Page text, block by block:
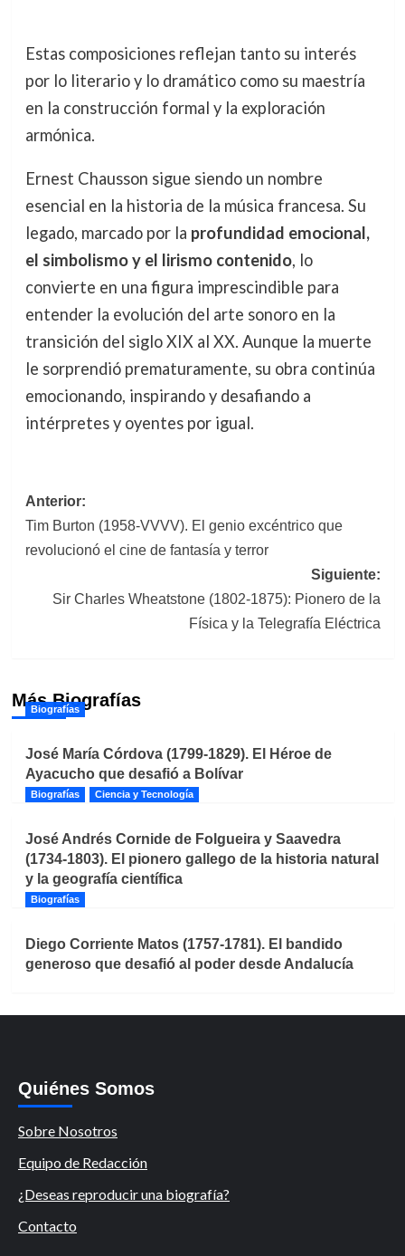
Estas composiciones reflejan tanto su interés
por lo literario y lo dramático como su maestría
en la construcción formal y la exploración
armónica.
Ernest Chausson sigue siendo un nombre
esencial en la historia de la música francesa. Su
legado, marcado por la profundidad emocional,
el simbolismo y el lirismo contenido, lo
convierte en una figura imprescindible para
entender la evolución del arte sonoro en la
transición del siglo XIX al XX. Aunque la muerte
le sorprendió prematuramente, su obra continúa
emocionando, inspirando y desafiando a
intérpretes y oyentes por igual.
Navegación
de
Anterior:
Tim Burton (1958-VVVV). El genio excéntrico que
revolucionó el cine de fantasía y terror
Siguiente:
Sir Charles Wheatstone (1802-1875): Pionero de la
Física y la Telegrafía Eléctrica
Más Biografías
Biografías
José María Córdova (1799-1829). El Héroe de
Ayacucho que desafió a Bolívar
Biografías Ciencia y Tecnología
José Andrés Cornide de Folgueira y Saavedra
(1734-1803). El pionero gallego de la historia natural
y la geografía científica
Biografías
Diego Corriente Matos (1757-1781). El bandido
generoso que desafió al poder desde Andalucía
Quiénes Somos
Sobre Nosotros
Equipo de Redacción
¿Deseas reproducir una biografía?
Contacto